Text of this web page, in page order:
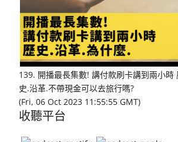
或
降
低
量。
139. 開播最長集數! 講付款刷卡講到兩小時
史.沿革.不帶現金可以去旅行嗎?
(Fri, 06 Oct 2023 11:55:55 GMT)
收聽平台